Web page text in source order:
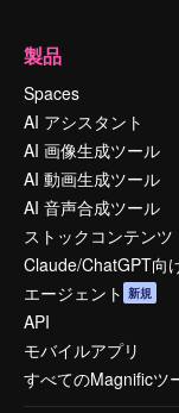
製品
Spaces
AI アシスタント
AI 画像生成ツール
AI 動画生成ツール
AI 音声合成ツール
ストックコンテンツ
Claude/ChatGPT向
エージェント 新規
API
モバイルアプリ
すべてのMagnificツ